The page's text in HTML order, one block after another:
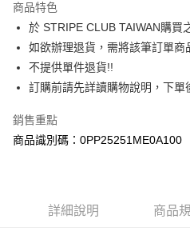
臺灣中小企業銀行
匯豐（台灣）商業銀行
聯邦商業銀行
元大商業銀行
玉山商業銀行
台灣樂天信用卡公司
Apple Pay
街口支付
悠遊付
大哥付你分期
相關說明
流程，驗證手機門號後，選擇欲分期的
【關於「AFTEE先享後付」】
商品特色
於 STRIPE CLUB TAIWAN購買
如欲辦理退貨，需將該筆訂單商
不提供單件退貨!!
訂購前請先詳讀購物說明，下單
銷售重點
商品識別碼：0PP25251ME0A100
詳細說明 商品